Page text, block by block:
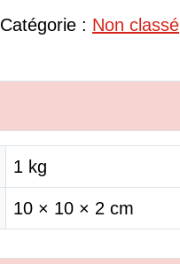
Catégorie : Non classé
1 kg
10 × 10 × 2 cm